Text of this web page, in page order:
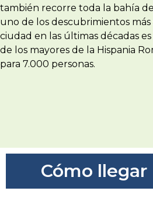
también recorre toda la bahía
uno de los descubrimientos
ciudad en las últimas décadas
de los mayores de la Hispania
para 7.000 personas.
Cómo llegar